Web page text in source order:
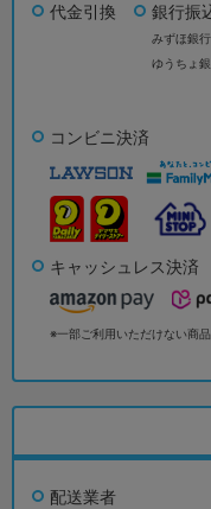
代金引換 銀行振
みずほ銀行
ゆうちょ
コンビニ決済
キャッシュレス決済
※一部ご利用いただけない商品
配送業者